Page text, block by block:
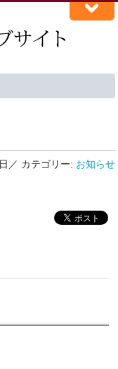
／ カテゴリー: お知らせ